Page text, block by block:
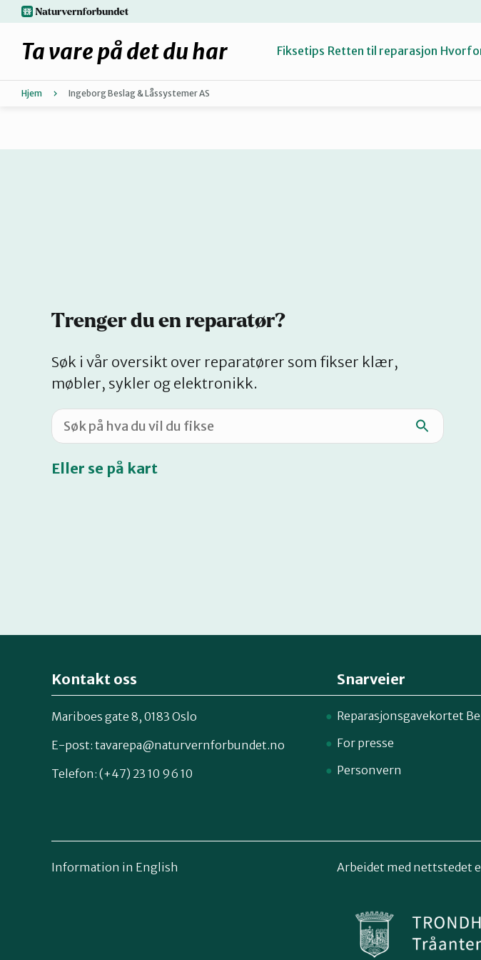
Hopp
til
hovedinnhold
naturvernforbundet.no
Ta vare på det du har Fiksetips Retten til reparasjon
Hjem Ingeborg Beslag & Låssystemer AS
Trenger du en reparatør?
Søk i vår oversikt over reparatører som fikser klær,
møbler, sykler og elektronikk.
Eller se på kart
Kontakt oss
Mariboes gate 8, 0183 Oslo
E-post: tavarepa@naturvernforbundet.no
Telefon: (+47) 23 10 96 10
Snarveier
Reparasjonsgavekortet
For presse
Personvern
Information in English Arbeidet med nettstedet